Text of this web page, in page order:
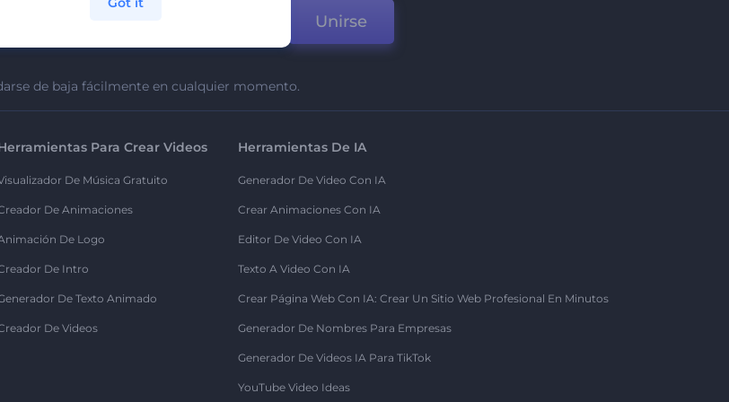
Unirse
de baja fácilmente en cualquier momento.
Para Crear Videos
De Música Gratuito
De Animaciones
De Logo
De Intro
De Texto Animado
De Videos
Herramientas De IA
Generador De Video Con IA
Crear Animaciones Con IA
Editor De Video Con IA
Texto A Video Con IA
Crear Página Web Con IA: Crear Un Sitio Web Profesional En Minutos
Generador De Nombres Para Empresas
Generador De Videos IA Para TikTok
YouTube Video Ideas